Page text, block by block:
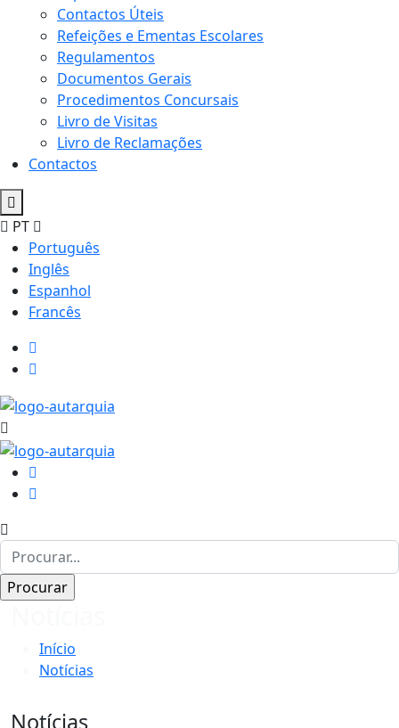
Contactos Úteis
Refeições e Ementas Escolares
Regulamentos
Documentos Gerais
Procedimentos Concursais
Livro de Visitas
Livro de Reclamações
Contactos
PT
Português
Inglês
Espanhol
Francês
Início
Notícias
Notícias